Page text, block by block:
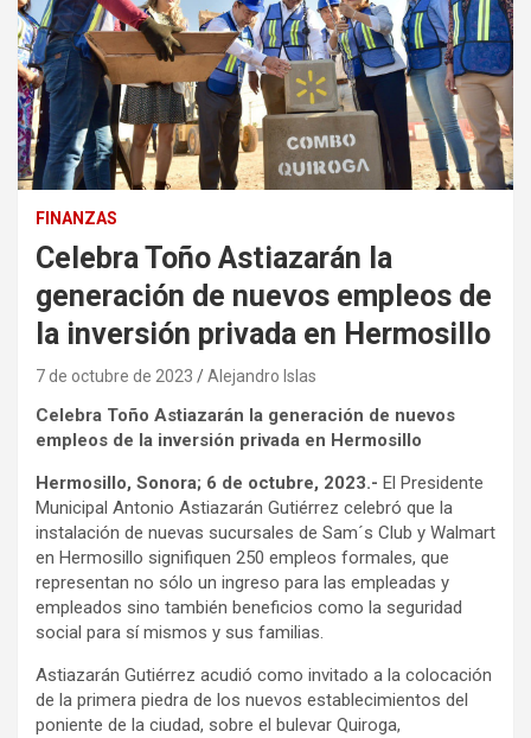
FINANZAS
Celebra Toño Astiazarán la
generación de nuevos empleos de
la inversión privada en Hermosillo
7 de octubre de 2023 Alejandro Islas
Celebra Toño Astiazarán la generación de nuevos
empleos de la inversión privada en Hermosillo
Hermosillo, Sonora; 6 de octubre, 2023.- El Presidente
Municipal Antonio Astiazarán Gutiérrez celebró que la
instalación de nuevas sucursales de Sam´s Club y Walmart
en Hermosillo signifiquen 250 empleos formales, que
representan no sólo un ingreso para las empleadas y
empleados sino también beneficios como la seguridad
social para sí mismos y sus familias.
Astiazarán Gutiérrez acudió como invitado a la colocación
de la primera piedra de los nuevos establecimientos del
poniente de la ciudad, sobre el bulevar Quiroga,